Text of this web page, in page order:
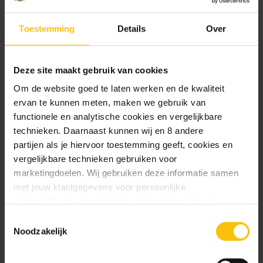
Toestemming Details Over
Deze site maakt gebruik van cookies
Om de website goed te laten werken en de kwaliteit
ervan te kunnen meten, maken we gebruik van
functionele en analytische cookies en vergelijkbare
technieken. Daarnaast kunnen wij en 8 andere
partijen als je hiervoor toestemming geeft, cookies en
vergelijkbare technieken gebruiken voor
marketingdoelen. Wij gebruiken deze informatie samen
met jouw klantgegevens voor persoonlijke
ervaringen: je eigen DTDD (gepersonaliseerde
aanbevelingen, functionaliteiten en communicatie binnen
Noodzakelijk
hun traditionele bier lieten staan.
In Nederland is pilsner trouwens nog lang
‘Beiersch bier’ genoemd. Dat verklaart
bijvoorbeeld ook waarom veel brouwerijen
destijds deze toevoeging gebruikten. Zo heette
Amstel vroeger ‘Beiersche bierbrouwerij Amstel’.
Weer een leuk weetje voor in de kroeg.
Pilsner bierpakket